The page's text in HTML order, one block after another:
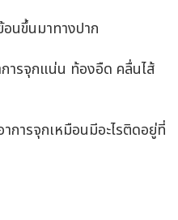
นขึ้นมาทางปาก
ารจุกแน่น ท้องอืด คลื่นไส้
การจุกเหมือนมีอะไรติดอยู่ที่